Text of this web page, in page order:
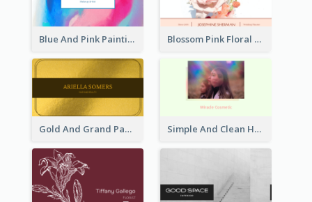
Blue And Pink Painting Texture Photo Business Card Blossom Pink Floral Photo Business Card
Gold And Grand Paper Texture Business Card Simple And Clean Holographic Business Card Design